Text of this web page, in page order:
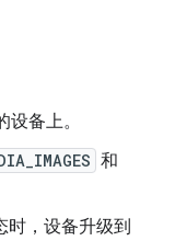
备上。
和
时，设备升级到